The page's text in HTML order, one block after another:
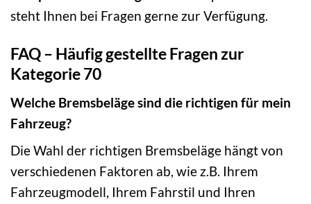
steht Ihnen bei Fragen gerne zur Verfügung.
FAQ – Häufig gestellte Fragen zur
Kategorie 70
Welche Bremsbeläge sind die richtigen für mein
Fahrzeug?
Die Wahl der richtigen Bremsbeläge hängt von
verschiedenen Faktoren ab, wie z.B. Ihrem
Fahrzeugmodell, Ihrem Fahrstil und Ihren